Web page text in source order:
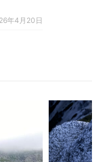
年4月20日